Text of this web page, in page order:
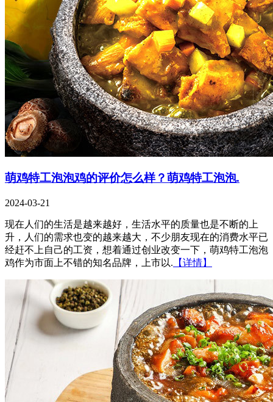
萌鸡特工泡泡鸡的评价怎么样？萌鸡特工泡泡.
2024-03-21
现在人们的生活是越来越好，生活水平的质量也是不断的上
升，人们的需求也变的越来越大，不少朋友现在的消费水平已
经赶不上自己的工资，想着通过创业改变一下，萌鸡特工泡泡
鸡作为市面上不错的知名品牌，上市以. 【详情】